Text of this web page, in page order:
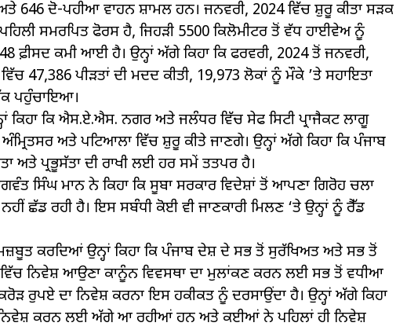
646 ਦੋ-ਪਹੀਆ ਵਾਹਨ ਸ਼ਾਮਲ ਹਨ। ਜਨਵਰੀ, 2024 ਵਿੱਚ ਸ਼ੁਰੂ ਕੀਤਾ ਸੜਕ
ਸਮਰਪਿਤ ਫੋਰਸ ਹੈ, ਜਿਹੜੀ 5500 ਕਿਲੋਮੀਟਰ ਤੋਂ ਵੱਧ ਹਾਈਵੇਅ ਨੂੰ
ਕਮੀ ਆਈ ਹੈ। ਉਨ੍ਹਾਂ ਅੱਗੇ ਕਿਹਾ ਕਿ ਫਰਵਰੀ, 2024 ਤੋਂ ਜਨਵਰੀ,
47,386 ਪੀੜਤਾਂ ਦੀ ਮਦਦ ਕੀਤੀ, 19,973 ਲੋਕਾਂ ਨੂੰ ਮੌਕੇ ’ਤੇ ਸਹਾਇਤਾ
ਪਹੁੰਚਾਇਆ।
ਕਿਹਾ ਕਿ ਐਸ.ਏ.ਐਸ. ਨਗਰ ਅਤੇ ਜਲੰਧਰ ਵਿੱਚ ਸੇਫ ਸਿਟੀ ਪ੍ਰਾਜੈਕਟ ਲਾਗੂ
ਅਤੇ ਪਟਿਆਲਾ ਵਿੱਚ ਸ਼ੁਰੂ ਕੀਤੇ ਜਾਣਗੇ। ਉਨ੍ਹਾਂ ਅੱਗੇ ਕਿਹਾ ਕਿ ਪੰਜਾਬ
ਅਤੇ ਪ੍ਰਭੂਸੱਤਾ ਦੀ ਰਾਖੀ ਲਈ ਹਰ ਸਮੇਂ ਤਤਪਰ ਹੈ।
ਸਿੰਘ ਮਾਨ ਨੇ ਕਿਹਾ ਕਿ ਸੂਬਾ ਸਰਕਾਰ ਵਿਦੇਸ਼ਾਂ ਤੋਂ ਆਪਣਾ ਗਿਰੋਹ ਚਲਾ
ਛੱਡ ਰਹੀ ਹੈ। ਇਸ ਸਬੰਧੀ ਕੋਈ ਵੀ ਜਾਣਕਾਰੀ ਮਿਲਣ ‘ਤੇ ਉਨ੍ਹਾਂ ਨੂੰ ਰੈੱਡ
ਕਰਦਿਆਂ ਉਨ੍ਹਾਂ ਕਿਹਾ ਕਿ ਪੰਜਾਬ ਦੇਸ਼ ਦੇ ਸਭ ਤੋਂ ਸੁਰੱਖਿਅਤ ਅਤੇ ਸਭ ਤੋਂ
ਨਿਵੇਸ਼ ਆਉਣਾ ਕਾਨੂੰਨ ਵਿਵਸਥਾ ਦਾ ਮੁਲਾਂਕਣ ਕਰਨ ਲਈ ਸਭ ਤੋਂ ਵਧੀਆ
ਰੁਪਏ ਦਾ ਨਿਵੇਸ਼ ਕਰਨਾ ਇਸ ਹਕੀਕਤ ਨੂੰ ਦਰਸਾਉਂਦਾ ਹੈ। ਉਨ੍ਹਾਂ ਅੱਗੇ ਕਿਹਾ
ਨਿਵੇਸ਼ ਕਰਨ ਲਈ ਅੱਗੇ ਆ ਰਹੀਆਂ ਹਨ ਅਤੇ ਕਈਆਂ ਨੇ ਪਹਿਲਾਂ ਹੀ ਨਿਵੇਸ਼